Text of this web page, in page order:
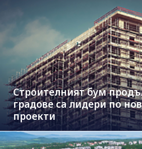
Строителният бум
градове са лидери по
проекти